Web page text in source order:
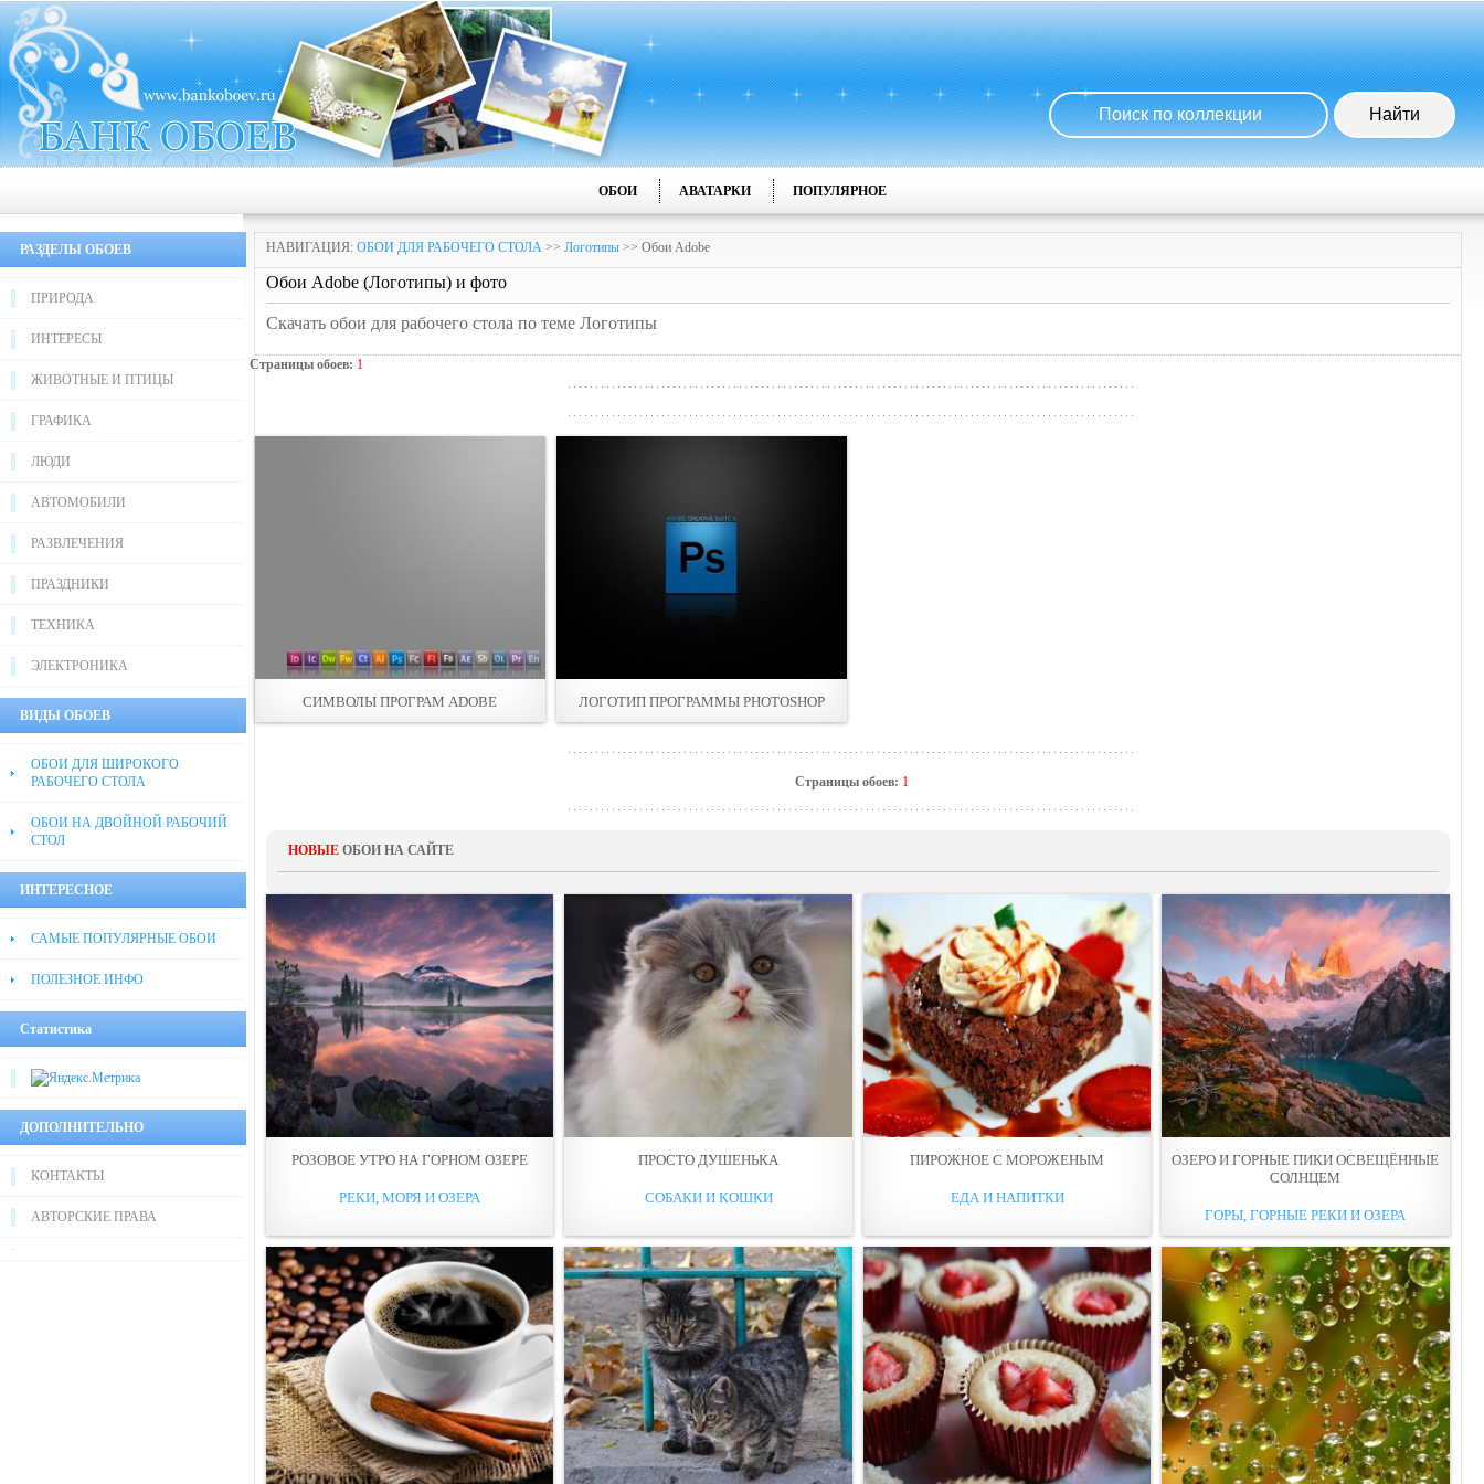
ОБОИ АВАТАРКИ ПОПУЛЯРНОЕ
РАЗДЕЛЫ ОБОЕВ
ПРИРОДА
ИНТЕРЕСЫ
ЖИВОТНЫЕ И ПТИЦЫ
ГРАФИКА
ЛЮДИ
АВТОМОБИЛИ
РАЗВЛЕЧЕНИЯ
ПРАЗДНИКИ
ТЕХНИКА
ЭЛЕКТРОНИКА
ВИДЫ ОБОЕВ
ОБОИ ДЛЯ ШИРОКОГО
РАБОЧЕГО СТОЛА
ОБОИ НА ДВОЙНОЙ РАБОЧИЙ
СТОЛ
ИНТЕРЕСНОЕ
САМЫЕ ПОПУЛЯРНЫЕ ОБОИ
ПОЛЕЗНОЕ ИНФО
Статистика
ДОПОЛНИТЕЛЬНО
КОНТАКТЫ
АВТОРСКИЕ ПРАВА
НАВИГАЦИЯ: ОБОИ ДЛЯ РАБОЧЕГО СТОЛА >> Логотипы >> Обои Adobe
Обои Adobe (Логотипы) и фото
Скачать обои для рабочего стола по теме Логотипы
Страницы обоев: 1
СИМВОЛЫ ПРОГРАМ ADOBE ЛОГОТИП ПРОГРАММЫ PHOTOSHOP
Страницы обоев: 1
НОВЫЕ ОБОИ НА САЙТЕ
РОЗОВОЕ УТРО НА ГОРНОМ ОЗЕРЕ
РЕКИ, МОРЯ И ОЗЕРА
ПРОСТО ДУШЕНЬКА
СОБАКИ И КОШКИ
ПИРОЖНОЕ С МОРОЖЕНЫМ
ЕДА И НАПИТКИ
ОЗЕРО И ГОРНЫЕ ПИКИ ОСВЕЩЁННЫЕ
СОЛНЦЕМ
ГОРЫ, ГОРНЫЕ РЕКИ И ОЗЕРА